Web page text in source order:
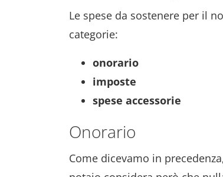
Le spese da sostenere per il
categorie:
onorario
imposte
spese accessorie
Onorario
Come dicevamo in